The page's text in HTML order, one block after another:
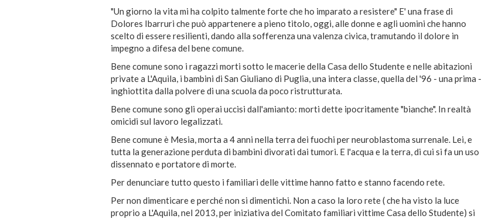
"Un giorno la vita mi ha colpito talmente forte che ho imparato a resistere" E' una frase di
Dolores Ibarruri che può appartenere a pieno titolo, oggi, alle donne e agli uomini che hanno
scelto di essere resilienti, dando alla sofferenza una valenza civica, tramutando il dolore in
impegno a difesa del bene comune.
Bene comune sono i ragazzi morti sotto le macerie della Casa dello Studente e nelle abitazioni
private a L'Aquila, i bambini di San Giuliano di Puglia, una intera classe, quella del '96 - una prima -
inghiottita dalla polvere di una scuola da poco ristrutturata.
Bene comune sono gli operai uccisi dall'amianto: morti dette ipocritamente "bianche". In realtà
omicidi sul lavoro legalizzati.
Bene comune è Mesia, morta a 4 anni nella terra dei fuochi per neuroblastoma surrenale. Lei, e
tutta la generazione perduta di bambini divorati dai tumori. E l'acqua e la terra, di cui si fa un uso
dissennato e portatore di morte.
Per denunciare tutto questo i familiari delle vittime hanno fatto e stanno facendo rete.
Per non dimenticare e perché non si dimentichi. Non a caso la loro rete ( che ha visto la luce
proprio a L'Aquila, nel 2013, per iniziativa del Comitato familiari vittime Casa dello Studente) si